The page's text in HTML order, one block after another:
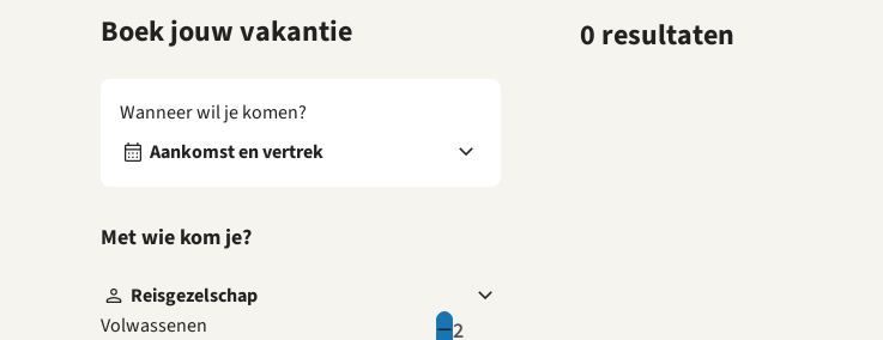
Boek jouw vakantie
Wanneer wil je komen?
Aankomst en vertrek
Met wie kom je?
Reisgezelschap
Volwassenen
0 resultaten